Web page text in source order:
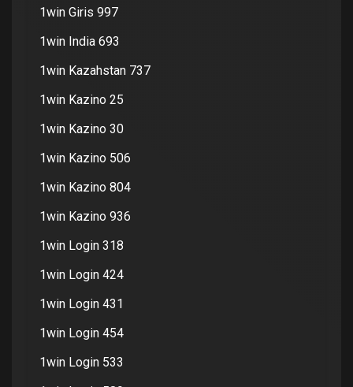
1win Giris 997
1win India 693
1win Kazahstan 737
1win Kazino 25
1win Kazino 30
1win Kazino 506
1win Kazino 804
1win Kazino 936
1win Login 318
1win Login 424
1win Login 431
1win Login 454
1win Login 533